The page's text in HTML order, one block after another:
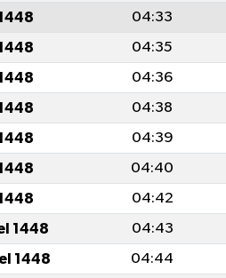
04:33
04:35
04:36
04:38
04:39
04:40
04:42
1448 04:43
1448 04:44